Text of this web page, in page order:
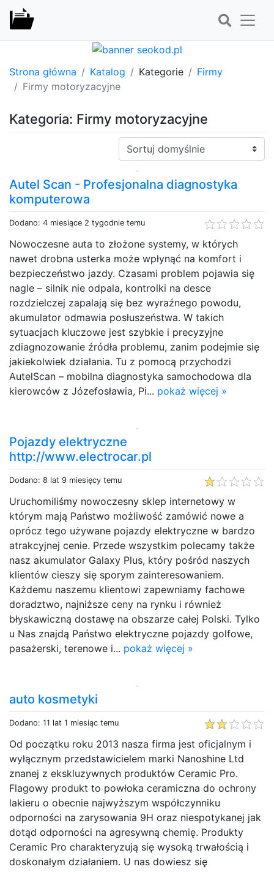
Strona główna Katalog Kategorie
Firmy
Firmy motoryzacyjne
Kategoria: Firmy motoryzacyjne
Sortuj:
Autel Scan - Profesjonalna diagnostyka
komputerowa
Dodano: 4 miesiące 2 tygodnie temu
Nowoczesne auta to złożone systemy, w których
nawet drobna usterka może wpłynąć na komfort i
bezpieczeństwo jazdy. Czasami problem pojawia się
nagle – silnik nie odpala, kontrolki na desce
rozdzielczej zapalają się bez wyraźnego powodu,
akumulator odmawia posłuszeństwa. W takich
sytuacjach kluczowe jest szybkie i precyzyjne
zdiagnozowanie źródła problemu, zanim podejmie się
jakiekolwiek działania. Tu z pomocą przychodzi
AutelScan – mobilna diagnostyka samochodowa dla
kierowców z Józefosławia, Pi... pokaż więcej »
Pojazdy elektryczne
http://www.electrocar.pl
Dodano: 8 lat 9 miesięcy temu
Uruchomiliśmy nowoczesny sklep internetowy w
którym mają Państwo możliwość zamówić nowe a
oprócz tego używane pojazdy elektryczne w bardzo
atrakcyjnej cenie. Przede wszystkim polecamy także
nasz akumulator Galaxy Plus, który pośród naszych
klientów cieszy się sporym zainteresowaniem.
Każdemu naszemu klientowi zapewniamy fachowe
doradztwo, najniższe ceny na rynku i również
błyskawiczną dostawę na obszarze całej Polski. Tylko
u Nas znajdą Państwo elektryczne pojazdy golfowe,
pasażerski, terenowe i... pokaż więcej »
auto kosmetyki
Dodano: 11 lat 1 miesiąc temu
Od początku roku 2013 nasza firma jest oficjalnym i
wyłącznym przedstawicielem marki Nanoshine Ltd
znanej z ekskluzywnych produktów Ceramic Pro.
Flagowy produkt to powłoka ceramiczna do ochrony
lakieru o obecnie najwyższym współczynniku
odporności na zarysowania 9H oraz niespotykanej jak
dotąd odporności na agresywną chemię. Produkty
Ceramic Pro charakteryzują się wysoką trwałością i
doskonałym działaniem. U nas dowiesz się